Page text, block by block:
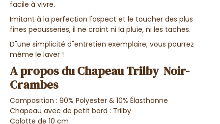
facile à vivre.
Imitant à la perfection l'aspect et le toucher des plus
fines peausseries, il ne craint ni la pluie, ni les taches.
D"une simplicité d"entretien exemplaire, vous pourrez
même le laver !
A propos du Chapeau Trilby Noir-
Crambes
Composition : 90% Polyester & 10% Élasthanne
Chapeau avec de petit bord : Trilby
Calotte de 10 cm